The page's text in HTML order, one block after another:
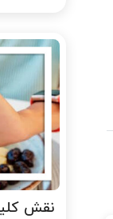
نقش